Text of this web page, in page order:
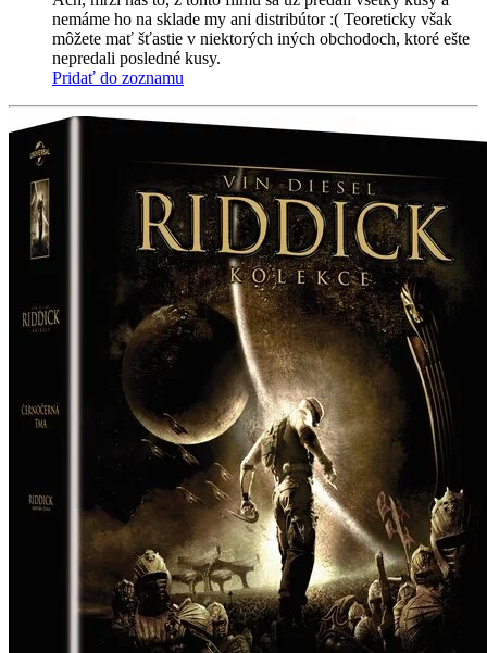
nemáme ho na sklade my ani distribútor :( Teoreticky však
môžete mať šťastie v niektorých iných obchodoch, ktoré ešte
nepredali posledné kusy.
Pridať do zoznamu